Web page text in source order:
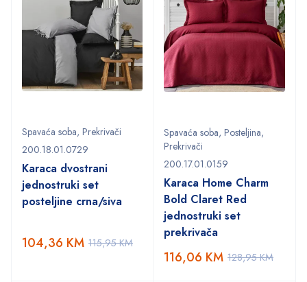
Spavaća soba, Prekrivači
200.18.01.0729
Karaca dvostrani
jednostruki set
posteljine crna/siva
115,95KM
104,36 KM
Spavaća soba, Posteljina,
Prekrivači
200.17.01.0159
Karaca Home Charm
Bold Claret Red
jednostruki set
prekrivača
128,95KM
116,06 KM